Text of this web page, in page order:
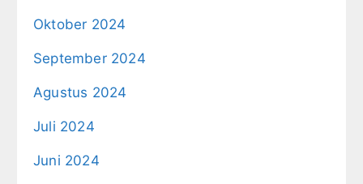
Oktober 2024
September 2024
Agustus 2024
Juli 2024
Juni 2024